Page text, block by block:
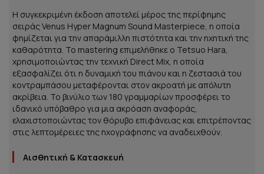
Η συγκεκριμένη έκδοση αποτελεί μέρος της περίφημης
σειράς Venus Hyper Magnum Sound Masterpiece, η οποία
φημίζεται για την απαράμιλλη πιστότητα και την ηχητική της
καθαρότητα. Το mastering επιμελήθηκε ο Tetsuo Hara,
χρησιμοποιώντας την τεχνική Direct Mix, η οποία
εξασφαλίζει ότι η δυναμική του πιάνου και η ζεστασιά του
κοντραμπάσου μεταφέρονται στον ακροατή με απόλυτη
ακρίβεια. Το βινύλιο των 180 γραμμαρίων προσφέρει το
ιδανικό υπόβαθρο για μια ακρόαση αναφοράς,
ελαχιστοποιώντας τον θόρυβο επιφάνειας και επιτρέποντας
στις λεπτομέρειες της ηχογράφησης να αναδειχθούν.
Αισθητική & Κατασκευή